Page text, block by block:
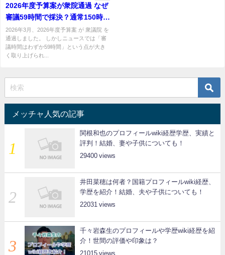
2026年度予算案が衆院通過 なぜ
審議59時間で採決？通常150時
間！
2026年3月、2026年度予算案 が 衆議院 を
通過しました。 しかしニュースでは「審
議時間はわずか59時間」という点が大き
く取り上げられ...
メッチャ人気の記事
関根和也のプロフィールwiki経歴学歴、実績と
評判！結婚、妻や子供についても！
29400
井田菜穂は何者？国籍プロフィールwiki経歴、
学歴を紹介！結婚、夫や子供についても！
22031
千々岩森生のプロフィールや学歴wiki経歴を紹
介！世間の評価や印象は？
21015